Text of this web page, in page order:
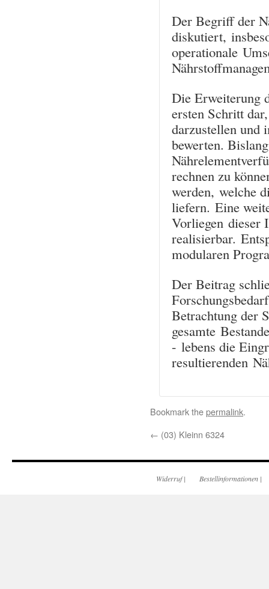
Der Begriff der
diskutiert,
operationale
Die Erweiterung
ersten Schritt
darzustellen und
bewerten.
rechnen zu
werden, welche
liefern. Eine
Vorliegen dieser
realisierbar.
modularen
Der Beitrag
Betrachtung der
gesamte
- lebens die
resultierenden
Bookmark thepermalink.
← (03) Kleinn 6324
Widerruf| Bestellinformationen |